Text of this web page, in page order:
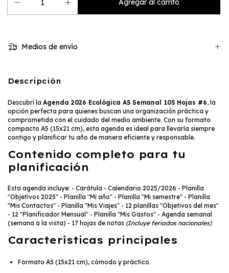
Medios de envío
Descripción
Descubrí la Agenda 2026 Ecológica A5 Semanal 105 Hojas #6, la
opción perfecta para quienes buscan una organización práctica y
comprometida con el cuidado del medio ambiente. Con su formato
compacto A5 (15x21 cm), esta agenda es ideal para llevarla siempre
contigo y planificar tu año de manera eficiente y responsable.
Contenido completo para tu
planificación
Esta agenda incluye: - Carátula - Calendario 2025/2026 - Planilla
"Objetivos 2025" - Planilla "Mi año" - Planilla "Mi semestre" - Planilla
"Mis Contactos" - Planilla "Mis Viajes" - 12 planillas "Objetivos del mes"
- 12 "Planificador Mensual" - Planilla "Mis Gastos" - Agenda semanal
(semana a la vista) - 17 hojas de notas (Incluye feriados nacionales)
Características principales
Formato A5 (15x21 cm), cómodo y práctico.